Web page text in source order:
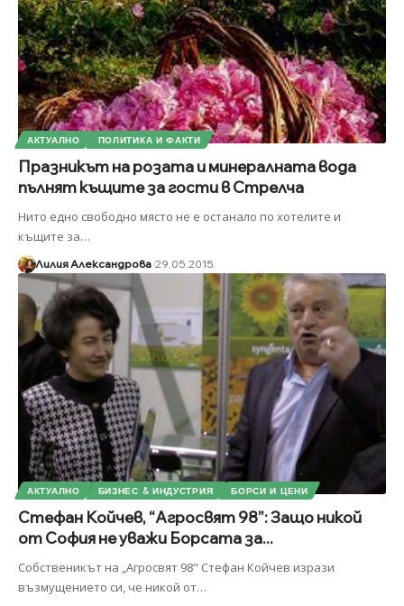
АКТУАЛНО ПОЛИТИКА И ФАКТИ
Празникът на розата и минералната вода
пълнят къщите за гости в Стрелча
Нито едно свободно място не е останало по хотелите и
къщите за…
Лилия Александрова 29.05.2015
АКТУАЛНО БИЗНЕС & ИНДУСТРИЯ БОРСИ И ЦЕНИ
Стефан Койчев, “Агросвят 98”: Защо никой
от София не уважи Борсата за...
Собственикът на „Агросвят 98" Стефан Койчев изрази
възмущението си, че никой от…